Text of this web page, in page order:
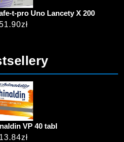
t-pro Uno Lancety X 200
zł
VP 40 tabl
13.84zł